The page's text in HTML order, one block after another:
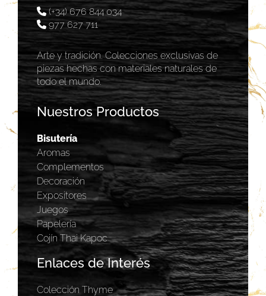
(+34) 676 844 034
977 627 711
Arte y tradición. Colecciones exclusivas de
piezas hechas con materiales naturales de
todo el mundo.
Nuestros Productos
Bisutería
Aromas
Complementos
Decoración
Expositores
Juegos
Papelería
Cojín Thai Kapoc
Enlaces de Interés
Colección Thyme